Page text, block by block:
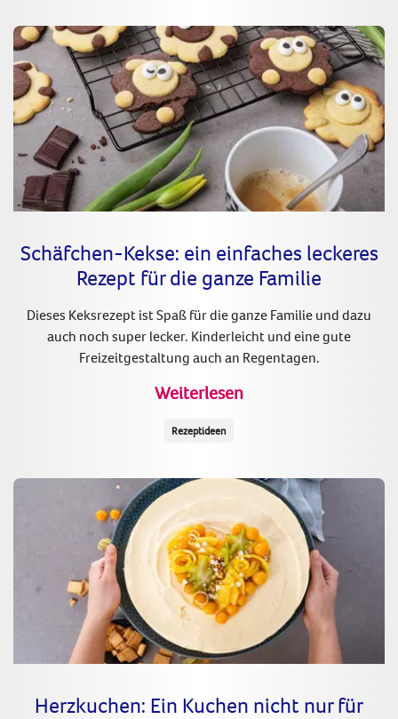
Schäfchen-Kekse: ein einfaches leckeres
Rezept für die ganze Familie
Dieses Keksrezept ist Spaß für die ganze Familie und dazu
auch noch super lecker. Kinderleicht und eine gute
Freizeitgestaltung auch an Regentagen.
Weiterlesen
Rezeptideen
Herzkuchen: Ein Kuchen nicht nur für